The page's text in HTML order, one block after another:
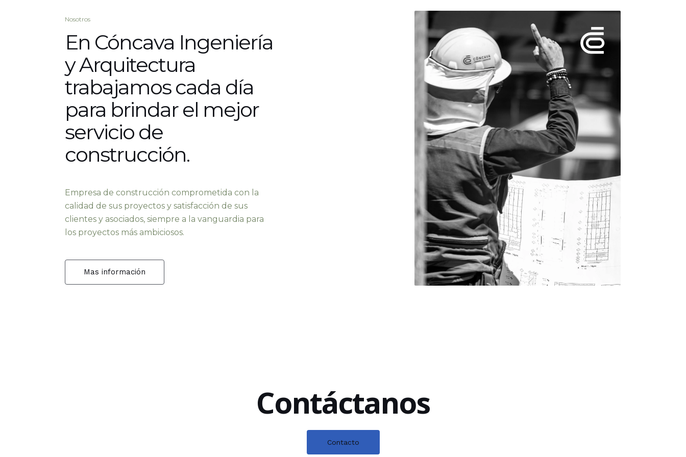
Nosotros
En Cóncava Ingeniería
y Arquitectura
trabajamos cada día
para brindar el mejor
servicio de
construcción.
Empresa de construcción comprometida con la
calidad de sus proyectos y satisfacción de sus
clientes y asociados, siempre a la vanguardia para
los proyectos más ambiciosos.
Mas información
Contáctanos
Contacto